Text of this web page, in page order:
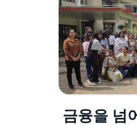
금융을 넘